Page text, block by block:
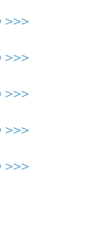
>>>
>>>
>>>
>>>
>>>